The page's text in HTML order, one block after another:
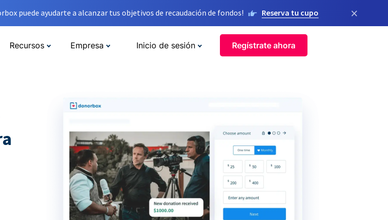
puede ayudarte a alcanzar tus objetivos de recaudación de fondos! Reserva tu cupo ×
Recursos Empresa Inicio de sesión Regístrate ahora